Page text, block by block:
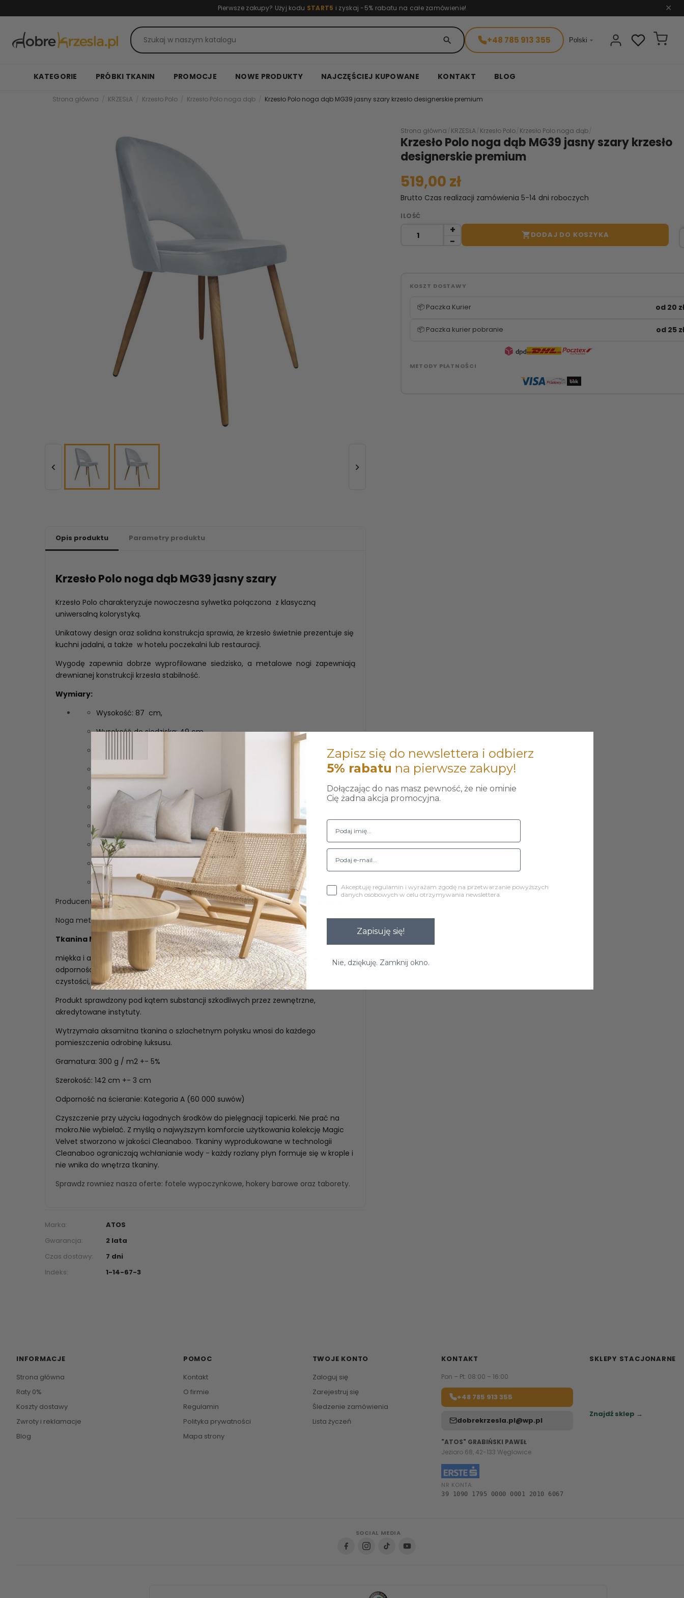
Pierwsze zakupy? Użyj kodu START5 i zyskaj -5% rabatu na całe zamówienie! ✕
search +48 785 913 355 Polski 
KATEGORIE PRÓBKI TKANIN PROMOCJE NOWE PRODUKTY NAJCZĘŚCIEJ KUPOWANE KONTAKT BLOG
Strona główna KRZESŁA Krzesło Polo Krzesło Polo noga dąb Krzesło Polo noga dąb MG39 jasny szary krzesło designerskie premium
 
Strona główna KRZESŁA Krzesło Polo Krzesło Polo noga dąb
Krzesło Polo noga dąb MG39 jasny szary krzesło
designerskie premium
519,00 zł
Brutto Czas realizacji zamówienia 5-14 dni roboczych
ILOŚĆ
DODAJ DO KOSZYKA
KOSZT DOSTAWY
📦 Paczka Kurier od 20
📦 Paczka kurier pobranie od 25
METODY PŁATNOŚCI
Opis produktu Parametry produktu
Krzesło Polo noga dąb MG39 jasny szary
Krzesło Polo charakteryzuje nowoczesna sylwetka połączona z klasyczną
uniwersalną kolorystyką.
Unikatowy design oraz solidna konstrukcja sprawia, że krzesło świetnie prezentuje się
kuchni jadalni, a także w hotelu poczekalni lub restauracji.
Wygodę zapewnia dobrze wyprofilowane siedzisko, a metalowe nogi zapewniają
drewnianej konstrukcji krzesła stabilność.
Wymiary:
Wysokość: 87 cm,
Wysokość do siedziska: 49 cm,
Szerokość: 53 cm,
Szerokość siedziska: 44 cm ,
Szerokość siedziska z przodu: 49cm
Wysokość oparcia: 45 cm,
Waga: 8,8 kg,
Maksymalna waga obciążenia: 120 kg.
Producent zastrzega możliwość wystąpienia różnic +/- 3 cm w każdym wymiarze.
Noga metalowa pokryta strukturą imitującą drewno dębowe.
Tkanina MAGIC VELVET
miękka i aksamitna w dotyku tkaniną tapicerską. Charakteryzuje się wysoką
odpornością na ścieranie oraz mechacenie.Materiał łatwy do utrzymania w
czystości, posiada atesty do użytku komercyjnego oraz OEKO-TEX
Produkt sprawdzony pod kątem substancji szkodliwych przez zewnętrzne,
akredytowane instytuty.
Wytrzymała aksamitna tkanina o szlachetnym połysku wnosi do każdego
pomieszczenia odrobinę luksusu.
Gramatura: 300 g / m2 +- 5%
Szerokość: 142 cm +- 3 cm
Odporność na ścieranie: Kategoria A (60 000 suwów)
Czyszczenie przy użyciu łagodnych środków do pielęgnacji tapicerki. Nie prać na
mokro.Nie wybielać. Z myślą o najwyższym komforcie użytkowania kolekcję Magic
Velvet stworzono w jakości Cleanaboo. Tkaniny wyprodukowane w technologii
Cleanaboo ograniczają wchłanianie wody - każdy rozlany płyn formuje się w krople i
nie wnika do wnętrza tkaniny.
Sprawdz rowniez nasza oferte: fotele wypoczynkowe, hokery barowe oraz taborety.
Marka:
ATOS
Gwarancja:
2 lata
Czas dostawy:
7 dni
Indeks:
1-14-67-3
INFORMACJE
Strona główna
Raty 0%
Koszty dostawy
Zwroty i reklamacje
Blog
POMOC
Kontakt
O firmie
Regulamin
Polityka prywatności
Mapa strony
TWOJE KONTO
Zaloguj się
Zarejestruj się
Śledzenie zamówienia
Lista życzeń
KONTAKT
Pon – Pt: 08:00 – 16:00
+48 785 913 355
dobrekrzesla.pl@wp.pl
"ATOS" GRABIŃSKI PAWEŁ
Jezioro 68, 42-133 Węglowice
NR KONTA:
39 1090 1795 0000 0001 2010 6067
SKLEPY STACJONARNE
Znajdź sklep →
SOCIAL MEDIA
Zapisz się do newslettera i odbierz
5% rabatu na pierwsze zakupy!
Dołączając do nas masz pewność, że nie ominie
Cię żadna akcja promocyjna.
Akceptuję regulamin i wyrażam zgodę na przetwarzanie powyższych
danych osobowych w celu otrzymywania newslettera.
Zapisuję się!
Nie, dziękuję. Zamknij okno.